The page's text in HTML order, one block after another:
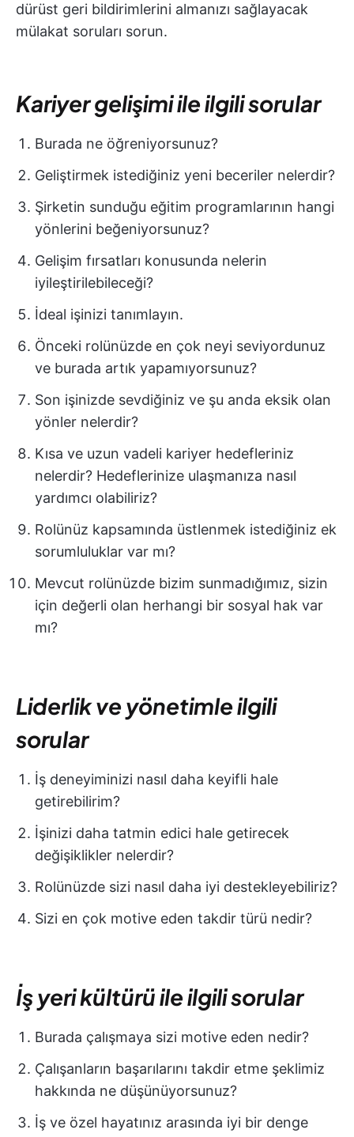
dürüst geri bildirimlerini almanızı sağlayacak
mülakat soruları sorun.
Kariyer gelişimi ile ilgili sorular
Burada ne öğreniyorsunuz?
Geliştirmek istediğiniz yeni beceriler nelerdir?
Şirketin sunduğu eğitim programlarının hangi
yönlerini beğeniyorsunuz?
Gelişim fırsatları konusunda nelerin
iyileştirilebileceği?
İdeal işinizi tanımlayın.
Önceki rolünüzde en çok neyi seviyordunuz
ve burada artık yapamıyorsunuz?
Son işinizde sevdiğiniz ve şu anda eksik olan
yönler nelerdir?
Kısa ve uzun vadeli kariyer hedefleriniz
nelerdir? Hedeflerinize ulaşmanıza nasıl
yardımcı olabiliriz?
Rolünüz kapsamında üstlenmek istediğiniz ek
sorumluluklar var mı?
Mevcut rolünüzde bizim sunmadığımız, sizin
için değerli olan herhangi bir sosyal hak var
mı?
Liderlik ve yönetimle ilgili
sorular
İş deneyiminizi nasıl daha keyifli hale
getirebilirim?
İşinizi daha tatmin edici hale getirecek
değişiklikler nelerdir?
Rolünüzde sizi nasıl daha iyi destekleyebiliriz?
Sizi en çok motive eden takdir türü nedir?
İş yeri kültürü ile ilgili sorular
Burada çalışmaya sizi motive eden nedir?
Çalışanların başarılarını takdir etme şeklimiz
hakkında ne düşünüyorsunuz?
İş ve özel hayatınız arasında iyi bir denge